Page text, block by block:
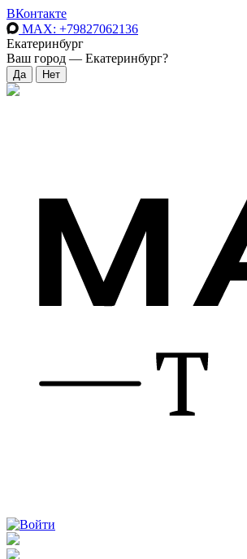
ВКонтакте
MAX: +79827062136
Екатеринбург
Ваш город — Екатеринбург?